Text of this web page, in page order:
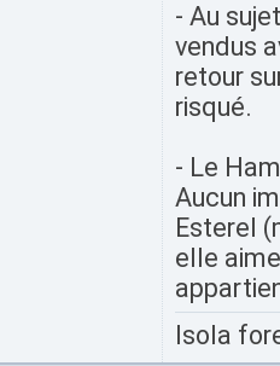
- Au
vendus
retour
risqué.
- Le
Aucun
Esterel
elle
Isola